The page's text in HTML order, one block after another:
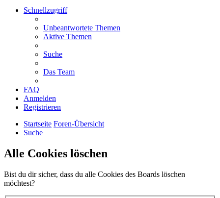
Schnellzugriff
Unbeantwortete Themen
Aktive Themen
Suche
Das Team
FAQ
Anmelden
Registrieren
Startseite Foren-Übersicht
Suche
Alle Cookies löschen
Bist du dir sicher, dass du alle Cookies des Boards löschen
möchtest?